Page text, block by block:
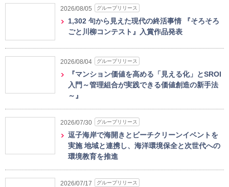
2026/08/05 グループリリース
1,302 句から見えた現代の終活事情 『そろそろ
ごと川柳コンテスト』入賞作品発表
2026/08/04 グループリリース
『マンション価値を高める「見える化」とSROI
入門～管理組合が実践できる価値創造の新手法
～』
2026/07/30 グループリリース
逗子海岸で海開きとビーチクリーンイベントを
実施 地域と連携し、海洋環境保全と次世代への
環境教育を推進
2026/07/17 グループリリース